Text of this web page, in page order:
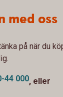
med oss
på när du
44 000, eller